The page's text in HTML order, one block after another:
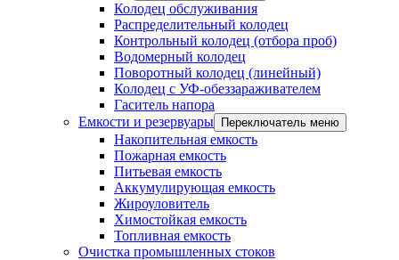
Колодец обслуживания
Распределительный колодец
Контрольный колодец (отбора проб)
Водомерный колодец
Поворотный колодец (линейный)
Колодец с УФ-обеззараживателем
Гаситель напора
Емкости и резервуары
Переключатель меню
Накопительная емкость
Пожарная емкость
Питьевая емкость
Аккумулирующая емкость
Жироуловитель
Химостойкая емкость
Топливная емкость
Очистка промышленных стоков